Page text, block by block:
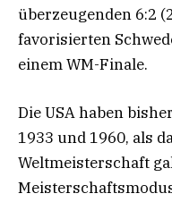
überzeugenden 6:2
favorisierten
einem WM-Finale.
Die USA haben
1933 und 1960, als
Weltmeisterschaft